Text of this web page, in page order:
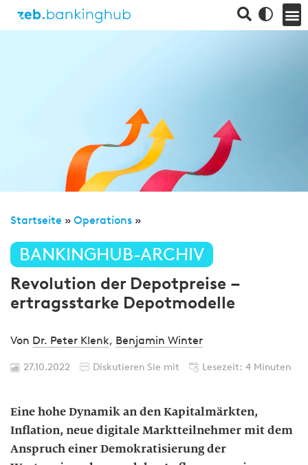
Startseite » Operations »
BANKINGHUB-ARCHIV
Revolution der Depotpreise –
ertragsstarke Depotmodelle
Von Dr. Peter Klenk, Benjamin Winter
27.10.2022 Diskutieren Sie mit Lesezeit: 4 Minuten
Eine hohe Dynamik an den Kapitalmärkten,
Inflation, neue digitale Marktteilnehmer mit dem
Anspruch einer Demokratisierung der